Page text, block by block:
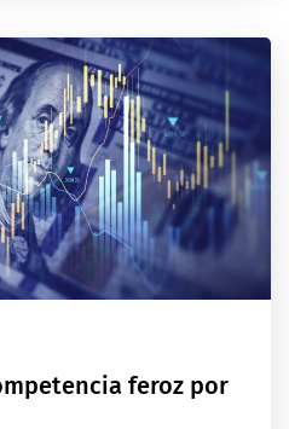
feroz por